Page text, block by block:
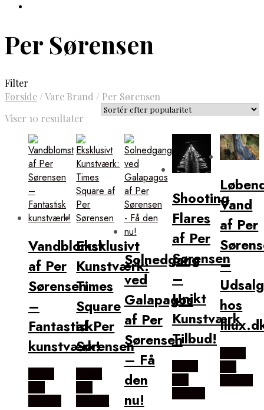
Per Sørensen
Filter
Forside /Vare Brand / Per Sørensen
Viser 10 resultater Sorteret
popularitet
Vandblomst
af Per
Sørensen
–
Fantastisk
kunstværk!
Eksklusivt
Kunstværk:
Times
Square
af Per
Sørensen
Solnedgang
ved
Galapagos
af Per
Sørensen
– Få
den
nu!
Shooting
Flares
af Per
Sørensen
–
Unikt
Kunstværk
Tilbud!
Vand
af Per
–
Udsalg
hos